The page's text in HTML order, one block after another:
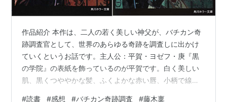
作品紹介 本作は、二人の若く美しい神父が、バチカン奇
跡調査官として、世界のあらゆる奇跡を調査しに出かけ
ていくというお話です。主人公：平賀・ヨゼフ・庚『黒
の学院』の表紙を飾っているのが平賀です。白く美しい
肌、黒くつややかな髪、ふくよかな赤い唇、小柄で線が
#読書 #感想 #バチカン奇跡調査 #藤木稟